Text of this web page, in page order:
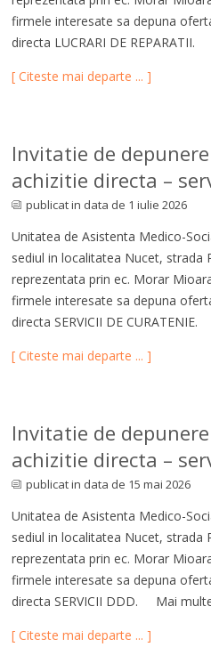
firmele interesate sa depuna
directa LUCRARI DE
[ Citeste mai departe ... ]
Invitatie de
achizitie directa –
publicat in data de 1 iulie 2026
Unitatea de Asistenta Medico-
sediul in localitatea Nucet, strada
reprezentata prin ec. Morar
firmele interesate sa depuna
directa SERVICII DE
[ Citeste mai departe ... ]
Invitatie de
achizitie directa –
publicat in data de 15 mai 2026
Unitatea de Asistenta Medico-
sediul in localitatea Nucet, strada
reprezentata prin ec. Morar
firmele interesate sa depuna
directa SERVICII DDD. Mai
[ Citeste mai departe ... ]